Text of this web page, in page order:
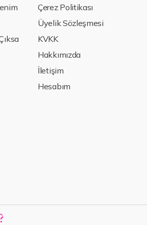
Çerez Politikası
Üyelik Sözleşmesi
KVKK
Hakkımızda
İletişim
Hesabım
?